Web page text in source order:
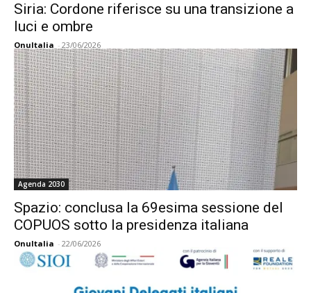
Siria: Cordone riferisce su una transizione a
luci e ombre
OnuItalia - 23/06/2026
Agenda 2030
Spazio: conclusa la 69esima sessione del
COPUOS sotto la presidenza italiana
OnuItalia - 22/06/2026